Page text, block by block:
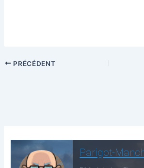
PRÉCÉDENT